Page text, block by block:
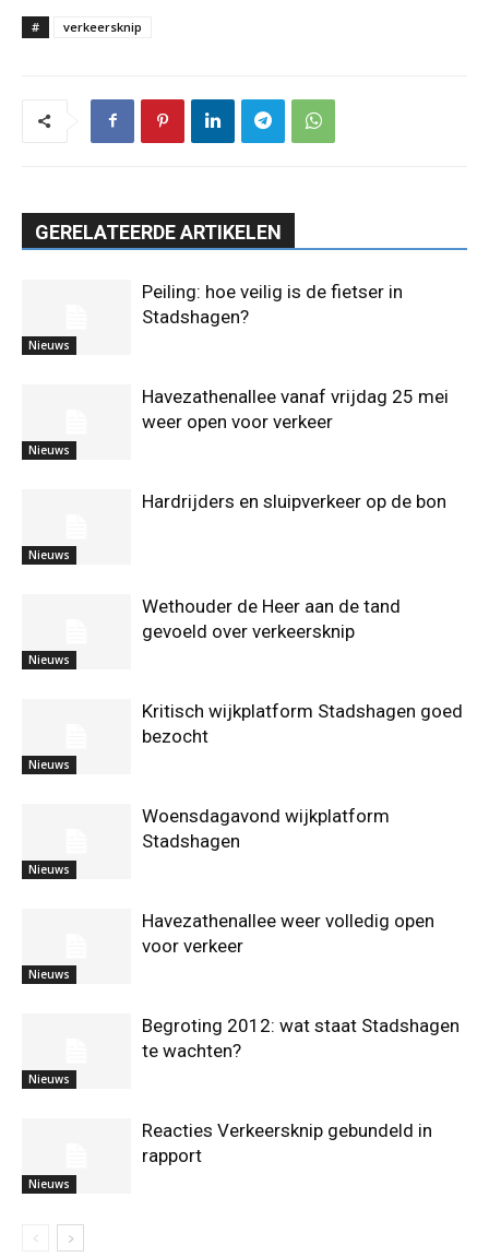
# verkeersknip
GERELATEERDE ARTIKELEN
Nieuws
Peiling: hoe veilig is de fietser in
Stadshagen?
Nieuws
Havezathenallee vanaf vrijdag 25 mei
weer open voor verkeer
Nieuws
Hardrijders en sluipverkeer op de bon
Nieuws
Wethouder de Heer aan de tand
gevoeld over verkeersknip
Nieuws
Kritisch wijkplatform Stadshagen goed
bezocht
Nieuws
Woensdagavond wijkplatform
Stadshagen
Nieuws
Havezathenallee weer volledig open
voor verkeer
Nieuws
Begroting 2012: wat staat Stadshagen
te wachten?
Nieuws
Reacties Verkeersknip gebundeld in
rapport